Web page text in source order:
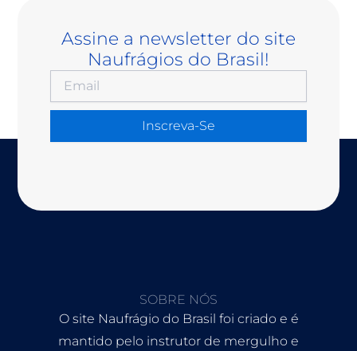
Assine a newsletter do site
Naufrágios do Brasil!
Inscreva-Se
SOBRE NÓS
O site Naufrágio do Brasil foi criado e é
mantido pelo instrutor de mergulho e